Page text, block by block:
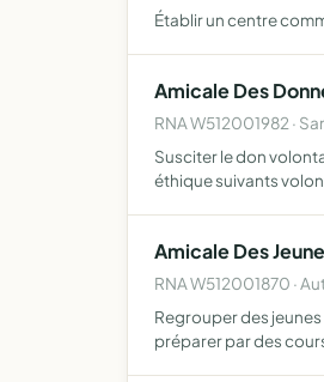
Établir un centre
Amicale Des
RNA W512001982 ·
Susciter le don
éthique suivants
Amicale Des
RNA W512001870 ·
Regrouper des
préparer par des